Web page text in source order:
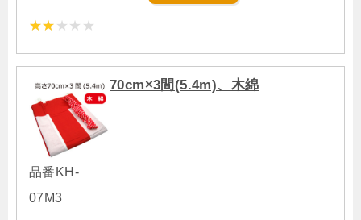
70cm×3間(5.4m)、木綿
品番KH-
07M3